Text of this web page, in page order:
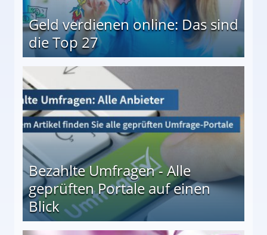
Geld verdienen online: Das sind
die Top 27
Bezahlte Umfragen - Alle
geprüften Portale auf einen
Blick
auf einen Blick